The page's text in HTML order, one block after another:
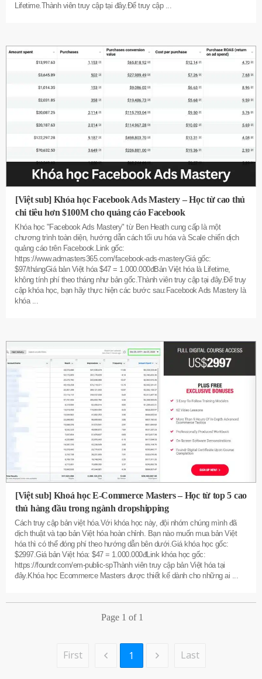
Lifetime.Thành viên truy cập tại đây.Để truy cập
[Việt sub] Khóa học Facebook Ads Mastery – Học từ cao thủ
chi tiêu hơn $100M cho quảng cáo Facebook
Khóa học "Facebook Ads Mastery" từ Ben Heath cung cấp là một
chương trình toàn diện, hướng dẫn cách tối ưu hóa và Scale chiến dịch
quảng cáo trên Facebook.Link gốc:
https://www.admasters365.com/facebook-ads-masteryGiá gốc:
$97/thángGiá bản Việt hóa $47 = 1.000.000đBản Việt hóa là Lifetime,
không tính phí theo tháng như bản gốc.Thành viên truy cập tại đây.Để truy
cập khóa học, bạn hãy thực hiện các bước sau:Facebook Ads Mastery là
khóa ...
[Việt sub] Khoá học E-Commerce Masters – Học từ top 5 cao
thủ hàng đầu trong ngành dropshipping
Cách truy cập bản việt hóa.Với khóa học này, đội nhóm chúng mình đã
dịch thuật và tạo bản Việt hóa hoàn chỉnh. Bạn nào muốn mua bản Việt
hóa thì có thể đóng phí theo hướng dẫn bên dưới.Giá khóa học gốc:
$2997.Giá bản Việt hóa: $47 = 1.000.000đLink khóa học gốc:
https://foundr.com/em-public-spThành viên truy cập bản Việt hóa tại
đây.Khóa học Ecommerce Masters được thiết kế dành cho những ai
Page 1 of 1
First 1 Last